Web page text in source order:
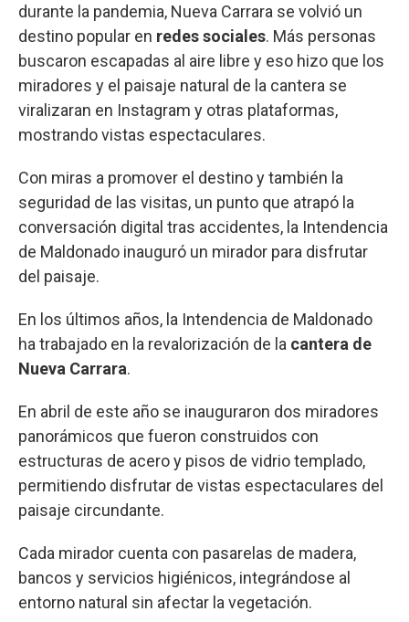
durante la pandemia, Nueva Carrara se volvió un
destino popular en redes sociales. Más personas
buscaron escapadas al aire libre y eso hizo que los
miradores y el paisaje natural de la cantera se
viralizaran en Instagram y otras plataformas,
mostrando vistas espectaculares.
Con miras a promover el destino y también la
seguridad de las visitas, un punto que atrapó la
conversación digital tras accidentes, la Intendencia
de Maldonado inauguró un mirador para disfrutar
del paisaje.
En los últimos años, la Intendencia de Maldonado
ha trabajado en la revalorización de la cantera de
Nueva Carrara.
En abril de este año se inauguraron dos miradores
panorámicos que fueron construidos con
estructuras de acero y pisos de vidrio templado,
permitiendo disfrutar de vistas espectaculares del
paisaje circundante.
Cada mirador cuenta con pasarelas de madera,
bancos y servicios higiénicos, integrándose al
entorno natural sin afectar la vegetación.